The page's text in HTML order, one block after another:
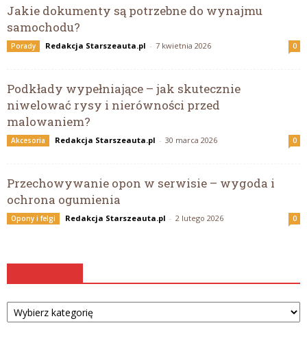
Jakie dokumenty są potrzebne do wynajmu
samochodu?
Porady Redakcja Starszeauta.pl - 7 kwietnia 2026 0
Podkłady wypełniające – jak skutecznie
niwelować rysy i nierówności przed
malowaniem?
Akcesoria Redakcja Starszeauta.pl - 30 marca 2026 0
Przechowywanie opon w serwisie – wygoda i
ochrona ogumienia
Opony i felgi Redakcja Starszeauta.pl - 2 lutego 2026 0
Kategorie